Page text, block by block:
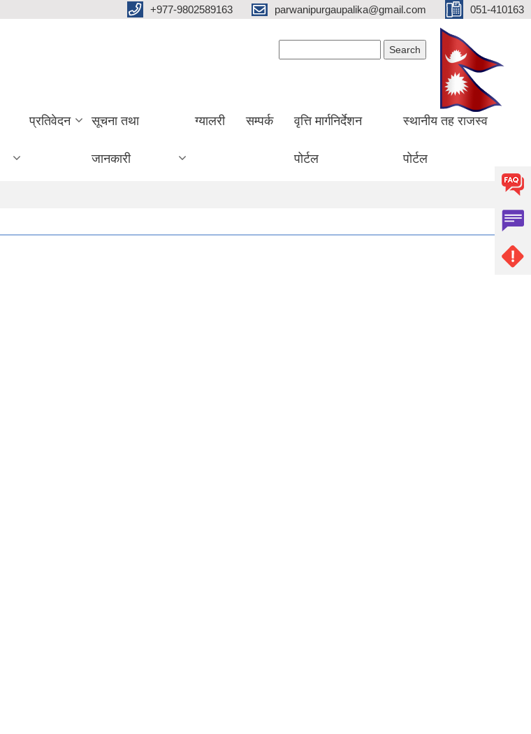
+977-9802589163 parwanipurgaupalika@gmail.com 051-410163
प्रतिवेदन सूचना तथा
जानकारी
ग्यालरी सम्पर्क वृत्ति मार्गनिर्देशन
पोर्टल
स्थानीय तह राजस्व
पोर्टल